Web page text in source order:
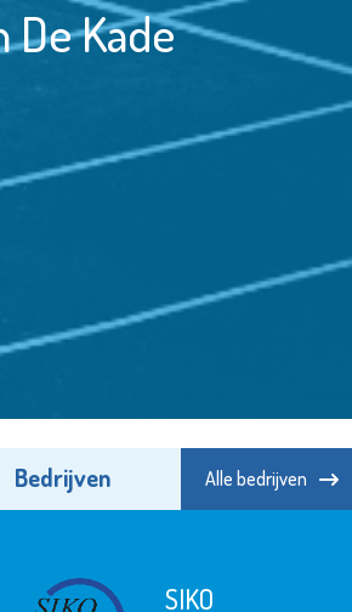
Kade
Bedrijven Alle bedrijven
SIKO